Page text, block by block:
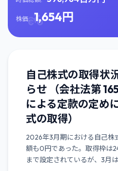
株価: 1,654円
自己株式の取得状
らせ （会社法第
による定款の定め
式の取得）
2026年3月期における自己株
額も0円であった。取得枠
まで設定されているが、3月